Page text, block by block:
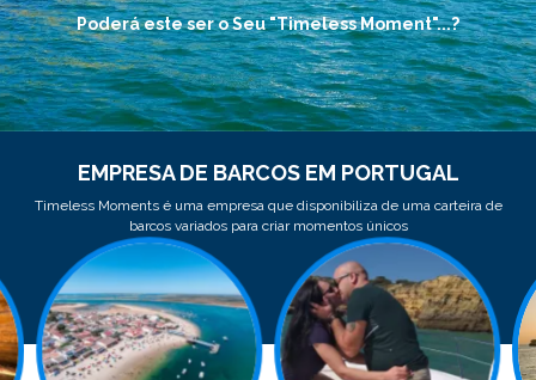
Poderá este ser o Seu "Timeless Moment"...?
EMPRESA DE BARCOS EM PORTUGAL
Timeless Moments é uma empresa que disponibiliza de uma carteira de
barcos variados para criar momentos únicos